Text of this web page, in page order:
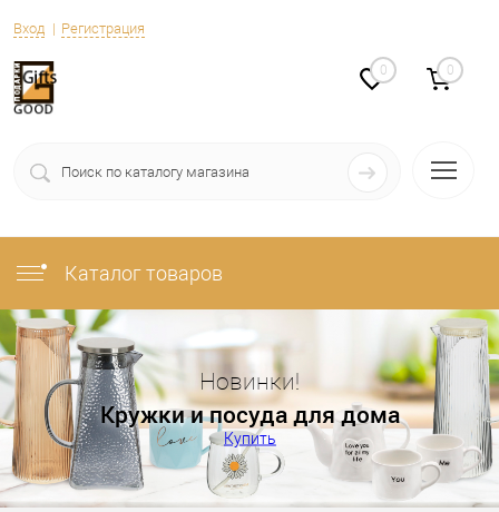
Вход Регистрация
0 0
Каталог товаров
Новинки!
Кружки и посуда для дома
Купить